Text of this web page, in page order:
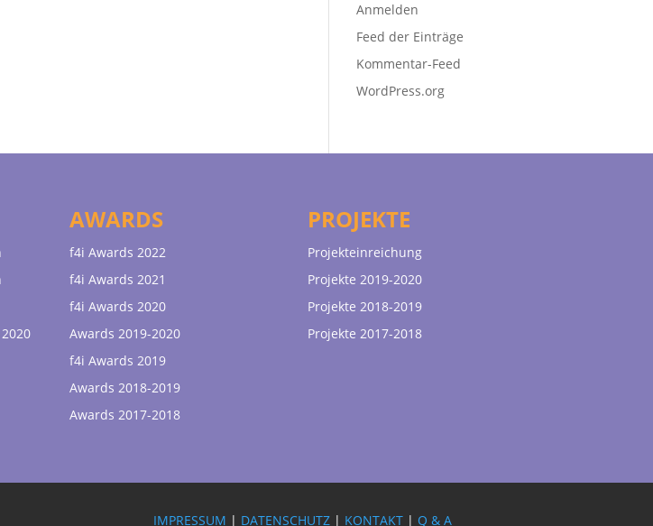
Anmelden
Feed der Einträge
Kommentar-Feed
WordPress.org
AWARDS
f4i Awards 2022
f4i Awards 2021
f4i Awards 2020
Awards 2019-2020
f4i Awards 2019
Awards 2018-2019
Awards 2017-2018
PROJEKTE
Projekteinreichung
Projekte 2019-2020
Projekte 2018-2019
Projekte 2017-2018
IMPRESSUM | DATENSCHUTZ | KONTAKT | Q & A